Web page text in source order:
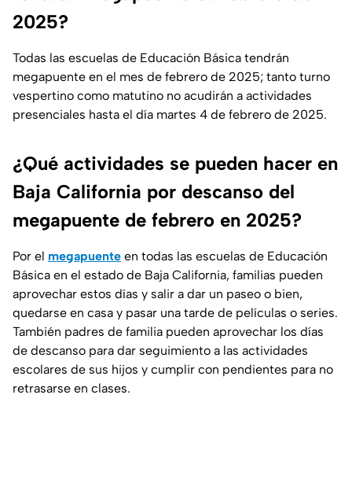
2025?
Todas las escuelas de Educación Básica tendrán
megapuente en el mes de febrero de 2025; tanto turno
vespertino como matutino no acudirán a actividades
presenciales hasta el día martes 4 de febrero de 2025.
¿Qué actividades se pueden hacer en
Baja California por descanso del
megapuente de febrero en 2025?
Por el megapuente en todas las escuelas de Educación
Básica en el estado de Baja California, familias pueden
aprovechar estos días y salir a dar un paseo o bien,
quedarse en casa y pasar una tarde de películas o series.
También padres de familia pueden aprovechar los días
de descanso para dar seguimiento a las actividades
escolares de sus hijos y cumplir con pendientes para no
retrasarse en clases.